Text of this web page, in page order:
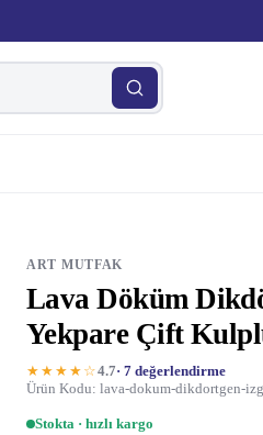
ART MUTFAK
Lava Döküm
Yekpare Çift
★★★★☆4.7· 7 değerlendirme
Ürün Kodu: lava-dokum-dikdortgen-
Stokta · hızlı kargo